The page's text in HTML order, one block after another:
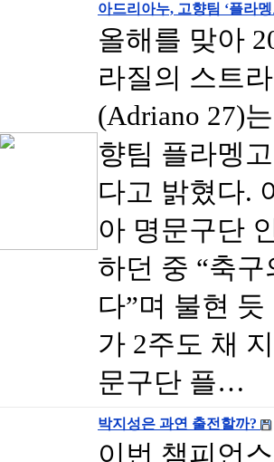
아드리아누, 고향팀 ‘플라
올해를 맞아
라질의 스트
(Adriano 27)
향팀 플라멩
다고 밝혔다.
아 명문구단
하던 중 “축
다”며 불현
가 2주도 채
문구단 플…
박지성은 과연 출전할까?
이번 챔피언